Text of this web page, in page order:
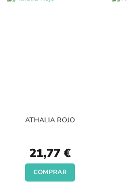
ATHALIA ROJO
21,77 €
COMPRAR